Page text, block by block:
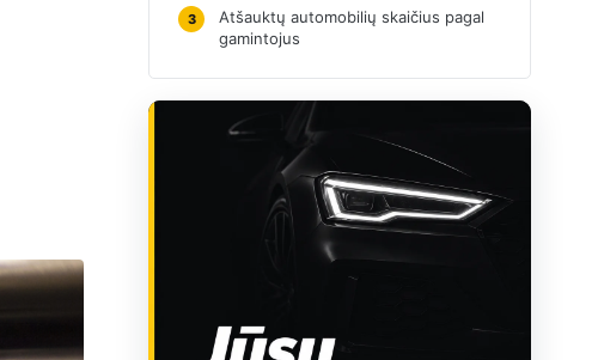
3
Atšauktų automobilių skaičius pagal
gamintojus